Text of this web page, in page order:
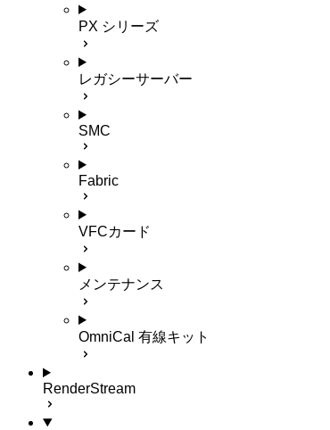
PX シリーズ
レガシーサーバー
SMC
Fabric
VFCカード
メンテナンス
OmniCal 有線キット
RenderStream